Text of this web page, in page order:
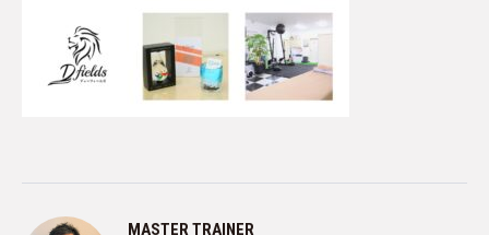
MASTER TRAINER